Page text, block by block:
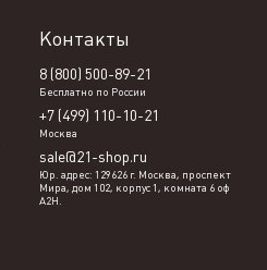
Контакты
8 (800) 500-89-21
Бесплатно по России
+7 (499) 110-10-21
Москва
sale@21-shop.ru
Юр. адрес: 129626 г. Москва, проспект
Мира, дом 102, корпус 1, комната 6 оф
А2Н.